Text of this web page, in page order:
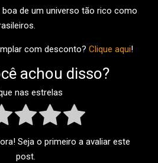
de um universo tão rico como
com desconto? Clique aqui!
achou disso?
nas estrelas
Seja o primeiro a avaliar este
post.